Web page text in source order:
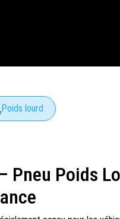
Poids lourd
Pneu Poids